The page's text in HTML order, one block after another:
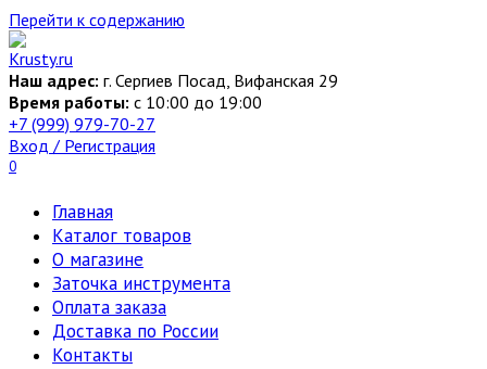
Перейти к содержанию
Наш адрес: г. Сергиев Посад, Вифанская 29
Время работы: c 10:00 до 19:00
+7 (999) 979-70-27
Вход / Регистрация
0
Главная
Каталог товаров
О магазине
Заточка инструмента
Оплата заказа
Доставка по России
Контакты